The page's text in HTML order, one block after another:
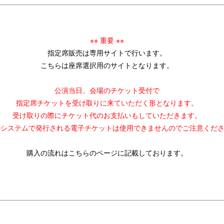
※※ 重要 ※※
指定席販売は専用サイトで行います。
こちらは座席選択用のサイトとなります。
公演当日、会場のチケット受付で
指定席チケットを受け取りに来ていただく形となります。
受け取りの際にチケット代のお支払いもしていただきます。
ステムで発行される電子チケットは使用できませんのでご注意くだ
購入の流れはこちらのページに記載しております。